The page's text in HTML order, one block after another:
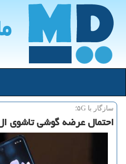
سازگار با ۵G؛
احتمال عرضه گوشی تاشوی